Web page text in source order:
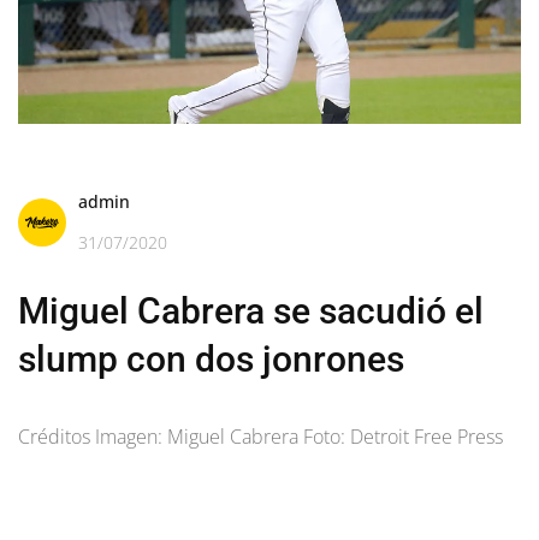
admin
31/07/2020
Miguel Cabrera se sacudió el
slump con dos jonrones
Créditos Imagen: Miguel Cabrera Foto: Detroit Free Press